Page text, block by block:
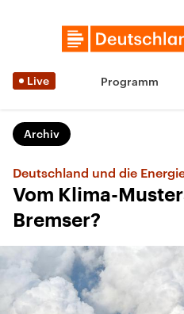
Live Programm
Archiv
Deutschland und die
Vom Klima-
Bremser?